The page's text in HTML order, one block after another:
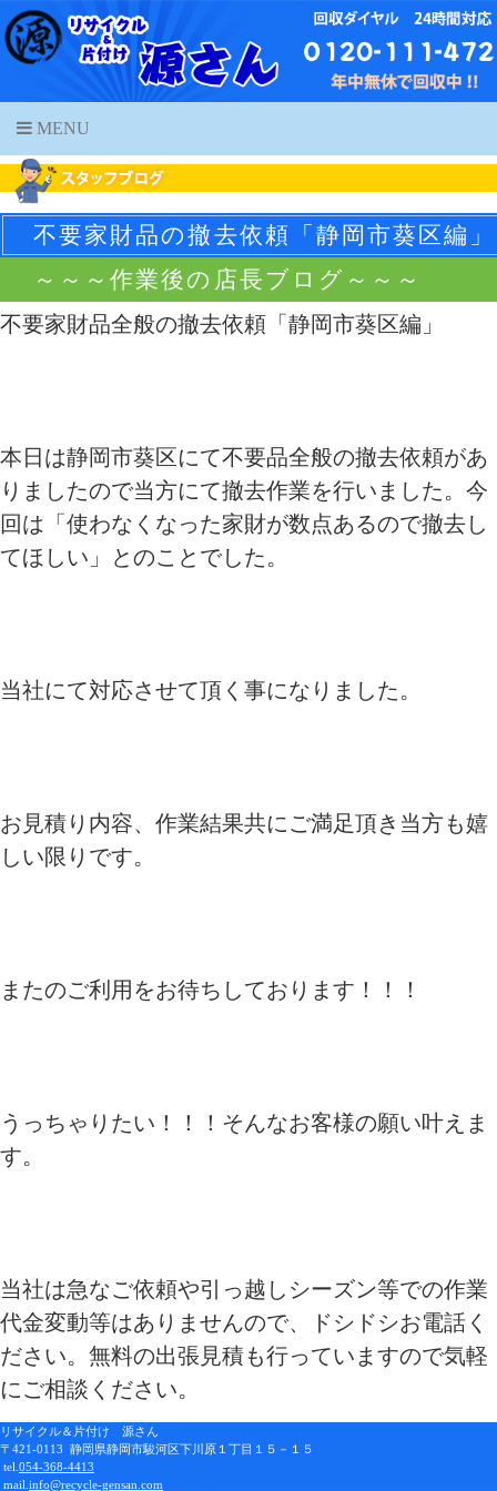
MENU
不要家財品の撤去依頼「静岡市葵区編」
～～～作業後の店長ブログ～～～
不要家財品全般の撤去依頼「静岡市葵区編」
本日は静岡市葵区にて不要品全般の撤去依頼があ
りましたので当方にて撤去作業を行いました。今
回は「使わなくなった家財が数点あるので撤去し
てほしい」とのことでした。
当社にて対応させて頂く事になりました。
お見積り内容、作業結果共にご満足頂き当方も嬉
しい限りです。
またのご利用をお待ちしております！！！
うっちゃりたい！！！そんなお客様の願い叶えま
す。
当社は急なご依頼や引っ越しシーズン等での作業
代金変動等はありませんので、ドシドシお電話く
ださい。無料の出張見積も行っていますので気軽
にご相談ください。
リサイクル＆片付け 源さん
〒421-0113 静岡県静岡市駿河区下川原１丁目１５－１５
tel. 054-368-4413
mail. info@recycle-gensan.com